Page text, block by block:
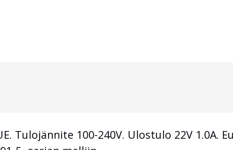
Tulojännite 100-240V. Ulostulo 22V 1.0A.